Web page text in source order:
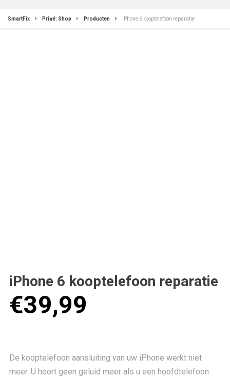
SmartFix Privé: Shop Producten iPhone 6 kooptelefoon reparatie
iPhone 6 kooptelefoon reparatie
€39,99
De kooptelefoon aansluiting van uw iPhone werkt niet
meer. U hoort geen geluid meer als u een hoofdtelefoon